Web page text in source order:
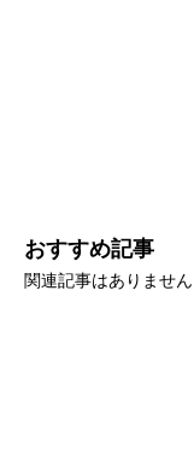
おすすめ記事
関連記事はありません